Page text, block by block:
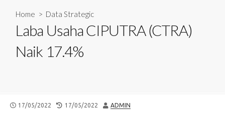
Home > Data Strategic
Laba Usaha CIPUTRA (CTRA)
Naik 17.4%
PUBLISHED
17/05/2022
LAST
17/05/2022 AUTHOR
ADMIN